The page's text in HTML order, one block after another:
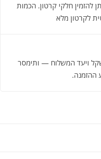
להזמין חלקי קרטון. הכמות
לקרטון מלא
ויעד המשלוח — ותימסר
ההזמנה.